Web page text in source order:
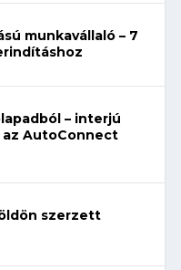
munkavállaló – 7
– interjú
az AutoConnect
szerzett